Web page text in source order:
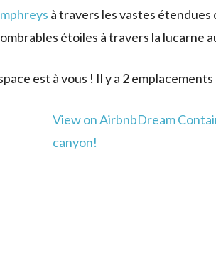
à travers les vastes
étoiles à travers la lucarne
est à vous ! Il y a 2
View on AirbnbDream
canyon!